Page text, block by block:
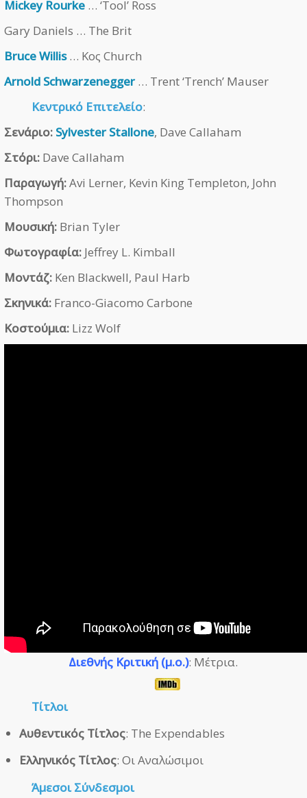
Mickey Rourke … ‘Tool’ Ross
Gary Daniels … The Brit
Bruce Willis… Κος Church
Arnold Schwarzenegger … Trent ‘Trench’ Mauser
Κεντρικό Επιτελείο:
Σενάριο: Sylvester Stallone, Dave Callaham
Στόρι: Dave Callaham
Παραγωγή:Avi Lerner, Kevin King Templeton, John
Thompson
Μουσική: Brian Tyler
Φωτογραφία: Jeffrey L. Kimball
Μοντάζ: Ken Blackwell, Paul Harb
Σκηνικά: Franco-Giacomo Carbone
Κοστούμια: Lizz Wolf
Διεθνής Κριτική (μ.ο.): Μέτρια.
Τίτλοι
Αυθεντικός Τίτλος: The Expendables
Ελληνικός Τίτλος: Οι Αναλώσιμοι
ΆμεσοιΣύνδεσμοι